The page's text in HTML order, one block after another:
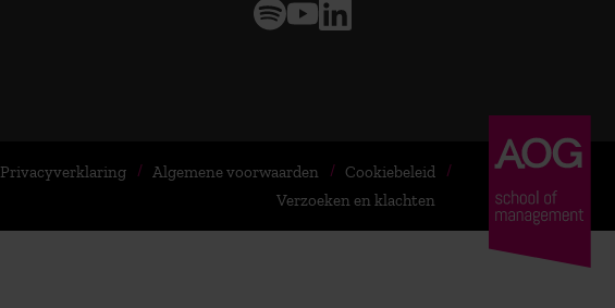
Privacyverklaring Algemene voorwaarden
Cookiebeleid
Verzoeken en klachten